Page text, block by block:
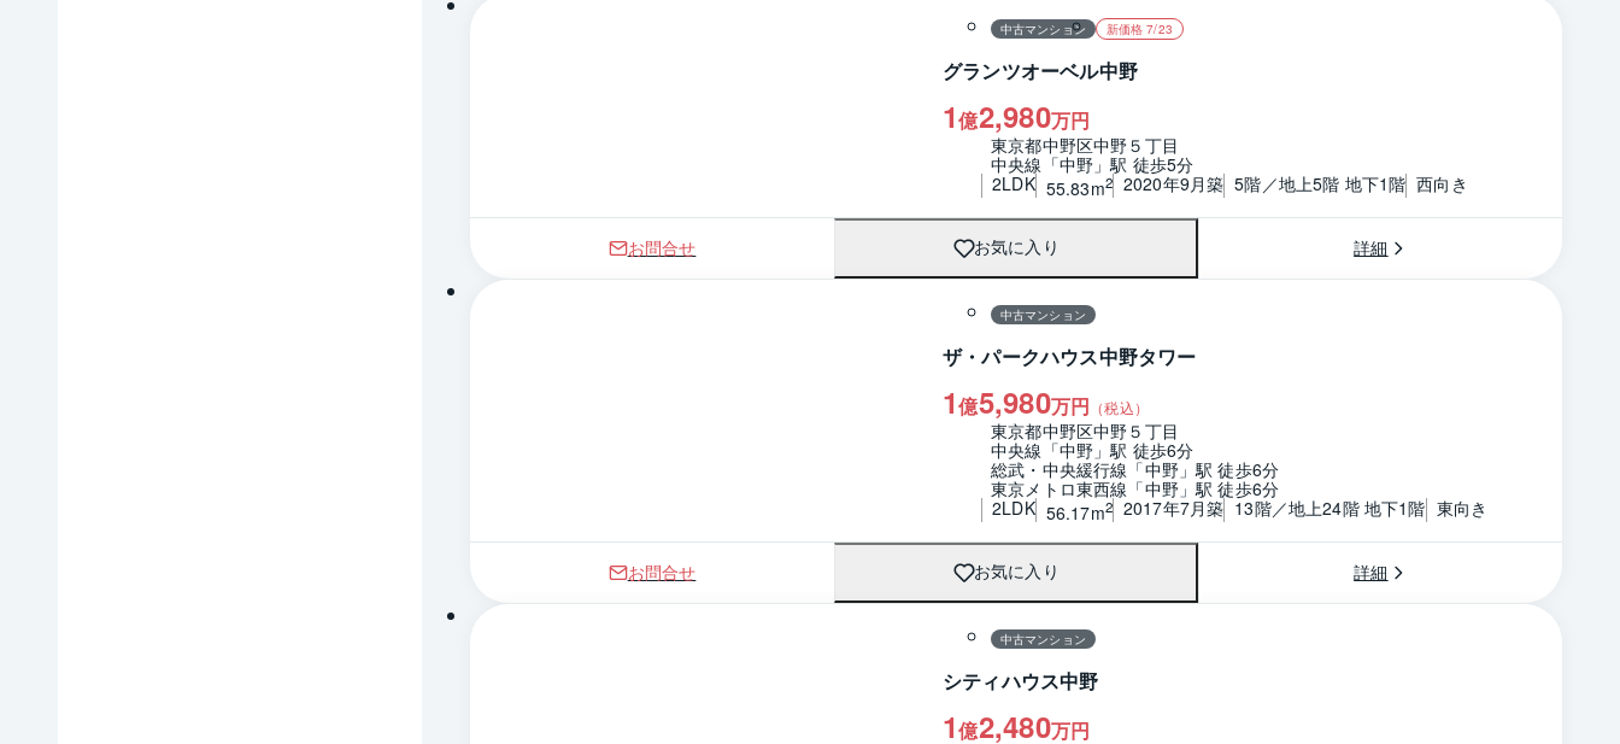
中古マンション 新価格 7/23
グランツオーベル中野
1億2,980万円
東京都中野区中野５丁目
中央線「中野」駅 徒歩5分
2LDK 55.83m2 2020年9月築 5階／地上5階 地下1階 西向き
お問合せ お気に入り 詳細
中古マンション
ザ・パークハウス中野タワー
1億5,980万円 （税込）
東京都中野区中野５丁目
中央線「中野」駅 徒歩6分
総武・中央緩行線「中野」駅 徒歩6分
東京メトロ東西線「中野」駅 徒歩6分
2LDK 56.17m2 2017年7月築 13階／地上24階 地下1階 東向き
お問合せ お気に入り 詳細
中古マンション
シティハウス中野
1億2,480万円